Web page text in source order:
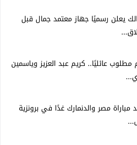
يعلن رسميًا جهاز معتمد جمال قبل
مطلوب عائليًا.. كريم عبد العزيز وياسمين
مباراة مصر والدنمارك غدًا في برونزية